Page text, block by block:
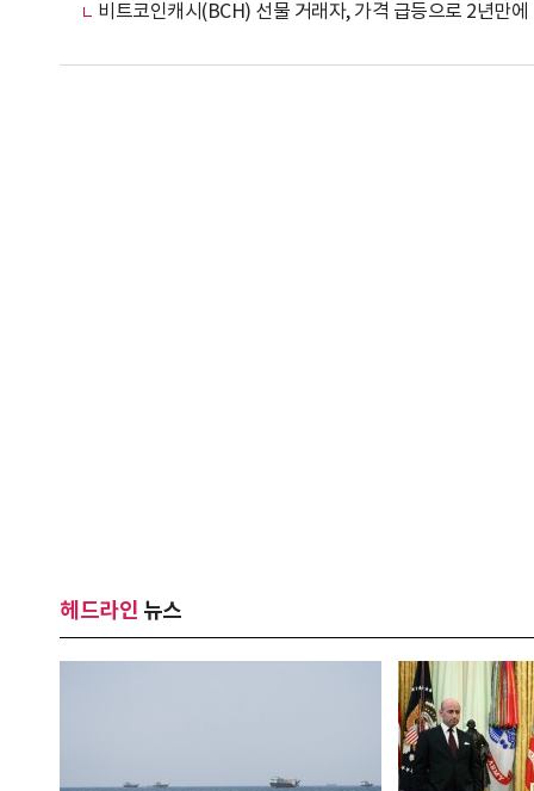
비트코인캐시(BCH) 선물 거래자, 가격 급등으로 2년만에
헤드라인 뉴스